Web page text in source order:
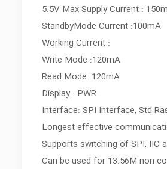
5.5V Max Supply Current :
StandbyMode Current :100mA
Working Current :
Write Mode :120mA
Read Mode :120mA
Display : PWR
Interface: SPI Interface, Std
Longest effective
Supports switching of SPI, IIC
Can be used for 13.56M non-